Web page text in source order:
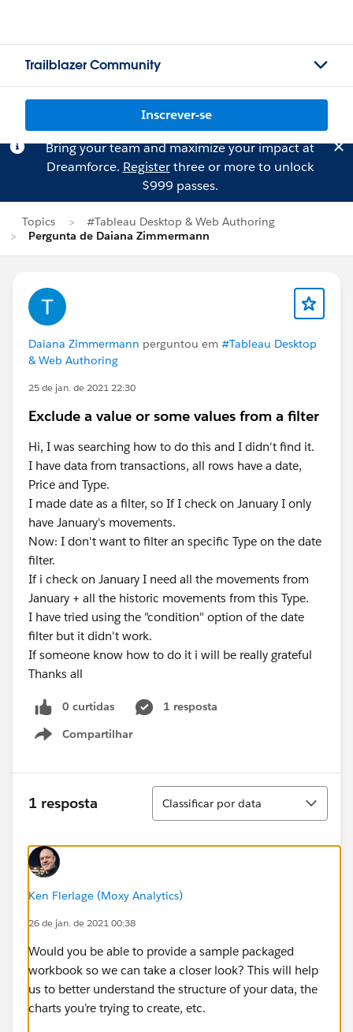
Trailblazer Community
Inscrever-se
Bring your team and maximize your impact at
Dreamforce. Registerthree or more to unlock
$999 passes.
Topics
#Tableau Desktop & Web Authoring
Pergunta de Daiana Zimmermann
Daiana Zimmermann perguntou em #Tableau Desktop
& Web Authoring
25 de jan. de 2021 22:30
Exclude a value or some values from a filter
Hi, I was searching how to do this and I didn't find it.
I have data from transactions, all rows have a date,
Price and Type.
I made date as a filter, so If I check on January I only
have January's movements.
Now: I don't want to filter an specific Type on the date
filter.
If i check on January I need all the movements from
January + all the historic movements from this Type.
I have tried using the "condition" option of the date
filter but it didn't work.
If someone know how to do it i will be really grateful
Thanks all
0 curtidas
1 resposta
Compartilhar
Show menu
1 resposta
Classificar
Classificar por data
Ken Flerlage (Moxy Analytics)
26 de jan. de 2021 00:38
Would you be able to provide a sample packaged
workbook so we can take a closer look? This will help
us to better understand the structure of your data, the
charts you’re trying to create, etc.